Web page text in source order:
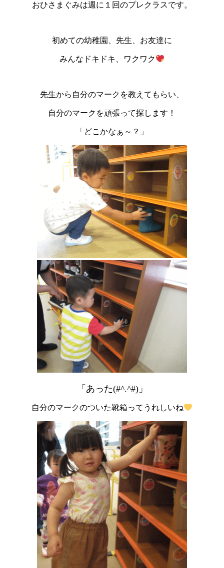
おひさまぐみは週に１回のプレクラスです。
初めての幼稚園、先生、お友達に
みんなドキドキ、ワクワク
先生から自分のマークを教えてもらい、
自分のマークを頑張って探します！
「どこかなぁ～？」
「あった(#^.^#)」
自分のマークのついた靴箱ってうれしいね